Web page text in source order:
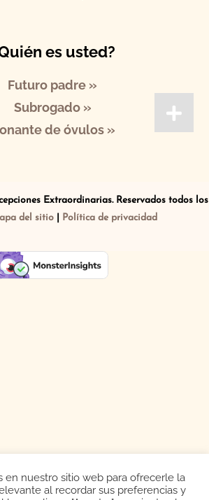
es usted?
Futuro padre »
Subrogado »
de óvulos »
Extraordinarias. Reservados todos los
del sitio Política de privacidad
en nuestro sitio web para ofrecerle la
al recordar sus preferencias y